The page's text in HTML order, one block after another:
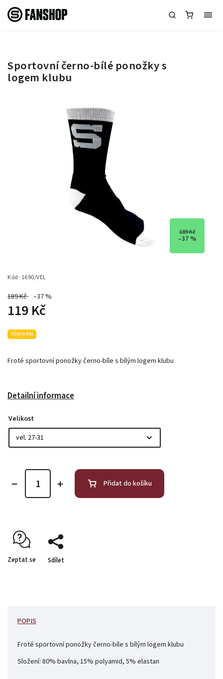
Sportovní černo-bílé ponožky s
logem klubu
189 Kč
–37 %
Kód: 1690/VEL
189 Kč –37 %
119 Kč
Froté sportovní ponožky černo-bíle s bílým logem klubu
Detailní informace
Výprodej
Velikost
Přidat do košíku
Zeptat se Sdílet
POPIS
Froté sportovní ponožky černo-bíle s bílým logem klubu
Složení: 80% bavlna, 15% polyamid, 5% elastan